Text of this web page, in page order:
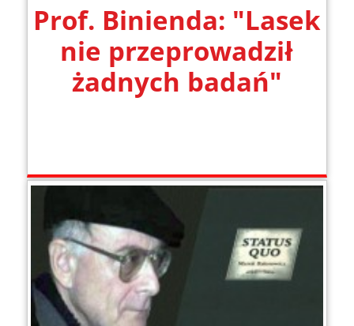
Prof. Binienda: "Lasek
nie przeprowadził
żadnych badań"